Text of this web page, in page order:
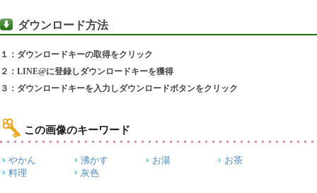
ダウンロード方法
１：ダウンロードキーの取得をクリック
２：LINE@に登録しダウンロードキーを獲得
３：ダウンロードキーを入力しダウンロードボタンをクリック
この画像のキーワード
やかん 沸かす お湯
お茶
料理
灰色